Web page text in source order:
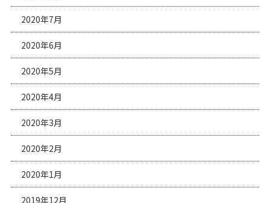
2020年7月
2020年6月
2020年5月
2020年4月
2020年3月
2020年2月
2020年1月
2019年12月